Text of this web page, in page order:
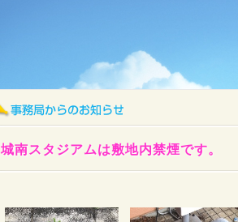
城南スタジアムは敷地内禁煙です。